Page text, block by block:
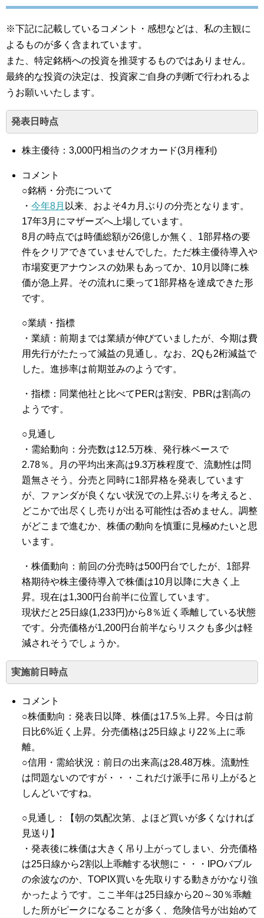
※下記に記載しているコメント・感想などは、私の主観に
よるものが多く含まれています。
また、特定銘柄への投資を推奨するものではありません。
最終的な投資の決定は、投資家ご自身の判断で行われるよ
うお願いいたします。
発表日時点
株主優待：3,000円相当のクオカード(3月権利)
コメント
○銘柄・分売について
・今年8月 以来、およそ4カ月ぶりの分売となります。
17年3月にマザーズへ上場しています。
8月の時点では時価総額が26億しか無く、1部昇格の要
件をクリアできていませんでした。ただ株主優待導入や
市場変更アナウンスの効果もあってか、10月以降に株
価が急上昇。その流れに乗って1部昇格を達成できた形
です。
○業績・指標
・業績：前期までは業績が伸びていましたが、今期は費
用先行がたたって減益の見通し。なお、2Qも2桁減益で
した。進捗率は前期並みのようです。
・指標：同業他社と比べてPERは割安、PBRは割高の
ようです。
○見通し
・需給動向：分売数は12.5万株、発行株ベースで
2.78％。月の平均出来高は9.3万株程度で、流動性は問
題無さそう。分売と同時に1部昇格を発表しています
が、ファンダが良くない状況での上昇ぶりを考えると、
どこかで出尽くし売りが出る可能性は否めません。調整
がどこまで進むか、株価の動向を慎重に見極めたいと思
います。
・株価動向：前回の分売時は500円台でしたが、1部昇
格期待や株主優待導入で株価は10月以降に大きく上
昇。現在は1,300円台前半に位置しています。
現状だと25日線(1,233円)から8％近く乖離している状態
です。分売価格が1,200円台前半ならリスクも多少は軽
減されそうでしょうか。
実施前日時点
コメント
○株価動向：発表日以降、株価は17.5％上昇。今日は前
日比6%近く上昇。分売価格は25日線より22％上に乖
離。
○信用・需給状況：前日の出来高は28.48万株。流動性
は問題ないのですが・・・これだけ派手に吊り上がると
しんどいですね。
○見通し：【朝の気配次第、よほど買いが多くなければ
見送り】
・発表後に株価は大きく吊り上がってしまい、分売価格
は25日線から2割以上乖離する状態に・・・IPOバブル
の余波なのか、TOPIX買いを先取りする動きがかなり強
かったようです。ここ半年は25日線から20～30％乖離
した所がピークになることが多く、危険信号が出始めて